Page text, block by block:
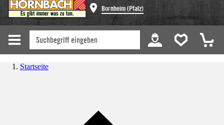
Bornheim (Pfalz)
Startseite